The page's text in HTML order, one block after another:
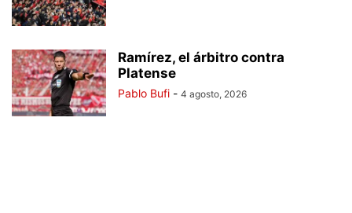
Ramírez, el árbitro contra
Platense
Pablo Bufi - 4 agosto, 2026